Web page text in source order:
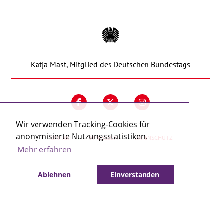
Wir verwenden Tracking-Cookies für
anonymisierte Nutzungsstatistiken.
Mehr erfahren
Ablehnen Einverstanden
Katja Mast, Mitglied des Deutschen Bundestags
KONTAKT IMPRESSUM DATENSCHUTZ